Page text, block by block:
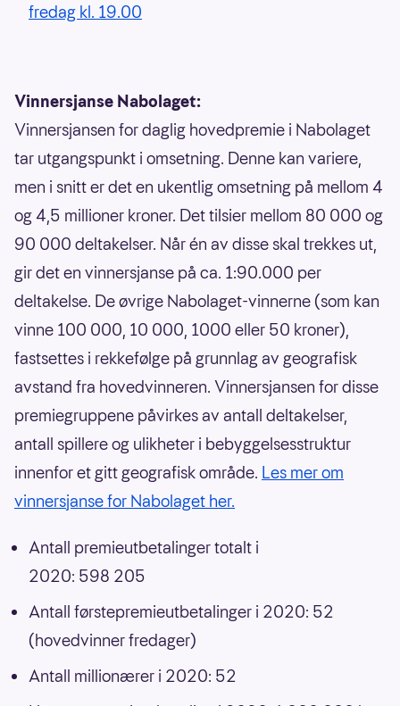
fredag kl. 19.00
Vinnersjanse Nabolaget:
Vinnersjansen for daglig hovedpremie i Nabolaget
tar utgangspunkt i omsetning. Denne kan variere,
men i snitt er det en ukentlig omsetning på mellom 4
og 4,5 millioner kroner. Det tilsier mellom 80 000 og
90 000 deltakelser. Når én av disse skal trekkes ut,
gir det en vinnersjanse på ca. 1:90.000 per
deltakelse. De øvrige Nabolaget-vinnerne (som kan
vinne 100 000, 10 000, 1000 eller 50 kroner),
fastsettes i rekkefølge på grunnlag av geografisk
avstand fra hovedvinneren. Vinnersjansen for disse
premiegruppene påvirkes av antall deltakelser,
antall spillere og ulikheter i bebyggelsesstruktur
innenfor et gitt geografisk område. Les mer om
vinnersjanse for Nabolaget her.
Antall premieutbetalinger totalt i
2020: 598 205
Antall førstepremieutbetalinger i 2020: 52
(hovedvinner fredager)
Antall millionærer i 2020: 52